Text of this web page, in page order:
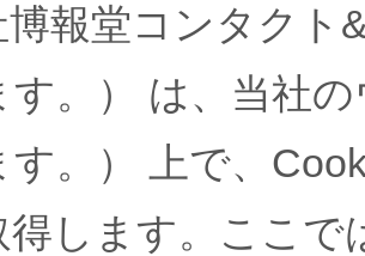
報堂コンタクト
す。） は、当社
す。） 上で、
得します。ここ